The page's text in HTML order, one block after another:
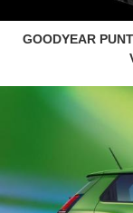
GOODYEAR